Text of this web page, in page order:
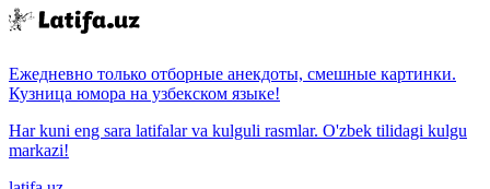
Ежедневно только отборные анекдоты, смешные картинки.
Кузница юмора на узбекском языке!
Har kuni eng sara latifalar va kulguli rasmlar. O'zbek tilidagi kulgu
markazi!